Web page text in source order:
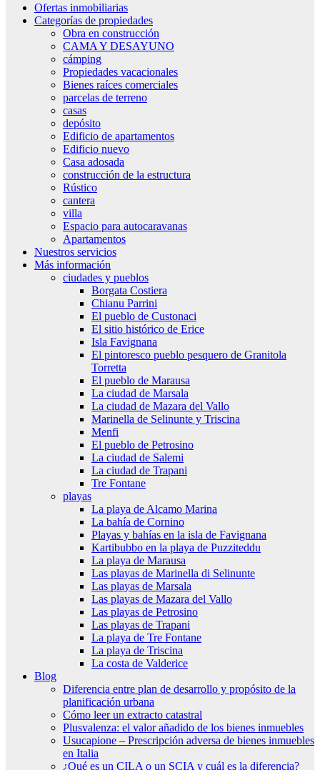
Ofertas inmobiliarias
Categorías de propiedades
Obra en construcción
CAMA Y DESAYUNO
cámping
Propiedades vacacionales
Bienes raíces comerciales
parcelas de terreno
casas
depósito
Edificio de apartamentos
Edificio nuevo
Casa adosada
construcción de la estructura
Rústico
cantera
villa
Espacio para autocaravanas
Apartamentos
Nuestros servicios
Más información
ciudades y pueblos
Borgata Costiera
Chianu Parrini
El pueblo de Custonaci
El sitio histórico de Erice
Isla Favignana
El pintoresco pueblo pesquero de Granitola
Torretta
El pueblo de Marausa
La ciudad de Marsala
La ciudad de Mazara del Vallo
Marinella de Selinunte y Triscina
Menfi
El pueblo de Petrosino
La ciudad de Salemi
La ciudad de Trapani
Tre Fontane
playas
La playa de Alcamo Marina
La bahía de Cornino
Playas y bahías en la isla de Favignana
Kartibubbo en la playa de Puzziteddu
La playa de Marausa
Las playas de Marinella di Selinunte
Las playas de Marsala
Las playas de Mazara del Vallo
Las playas de Petrosino
Las playas de Trapani
La playa de Tre Fontane
La playa de Triscina
La costa de Valderice
Blog
Diferencia entre plan de desarrollo y propósito de la
planificación urbana
Cómo leer un extracto catastral
Plusvalenza: el valor añadido de los bienes inmuebles
Usucapione – Prescripción adversa de bienes inmuebles
en Italia
¿Qué es un CILA o un SCIA y cuál es la diferencia?